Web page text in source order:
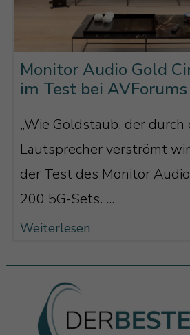
Monitor Audio Gold
im Test bei
„Wie Goldstaub, der durch
Lautsprecher verströmt
der Test des Monitor
200 5G-Sets. ...
Weiterlesen